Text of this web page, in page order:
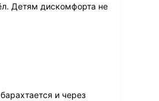
Детям дискомфорта не
и через